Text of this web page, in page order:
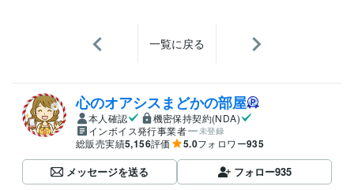
一覧に戻る
心のオアシスまどかの部屋
本人確認
機密保持契約(NDA)
インボイス発行事業者
未登録
総販売実績5,156評価 5.0フォロワー935
メッセージを送る フォロー935